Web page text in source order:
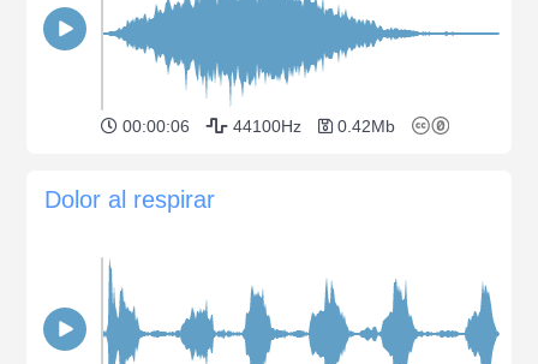
00:00:06 44100Hz 0.42Mb
Dolor al respirar